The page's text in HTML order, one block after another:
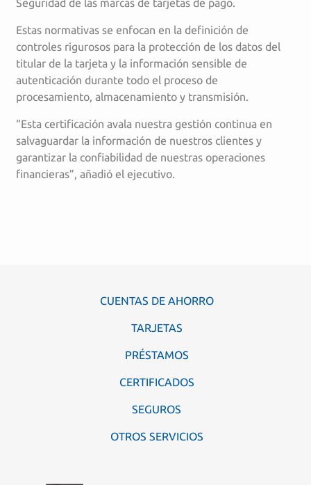
Estas normativas se enfocan en la definición de
controles rigurosos para la protección de los datos del
titular de la tarjeta y la información sensible de
autenticación durante todo el proceso de
procesamiento, almacenamiento y transmisión.
“Esta certificación avala nuestra gestión continua en
salvaguardar la información de nuestros clientes y
garantizar la confiabilidad de nuestras operaciones
financieras”, añadió el ejecutivo.
CUENTAS DE AHORRO
TARJETAS
PRÉSTAMOS
CERTIFICADOS
SEGUROS
OTROS SERVICIOS